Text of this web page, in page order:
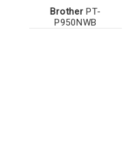
BrotherPT-
P950NWB